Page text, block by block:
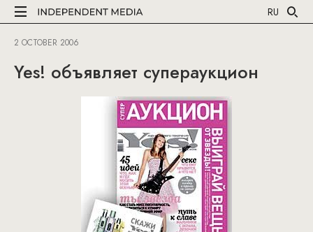
RU
2 OCTOBER 2006
Yes! объявляет супераукцион